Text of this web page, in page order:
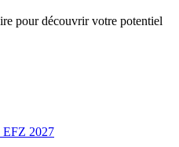
pour découvrir votre potentiel
EFZ 2027